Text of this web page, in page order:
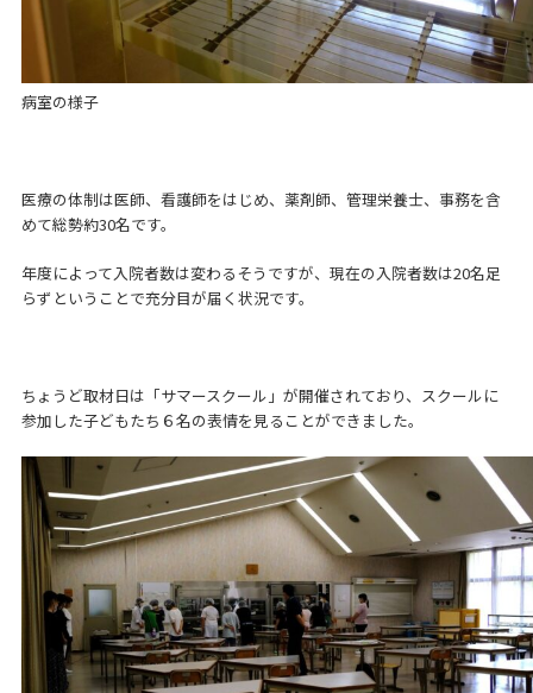
病室の様子
医療の体制は医師、看護師をはじめ、薬剤師、管理栄養士、事務を含
めて総勢約30名です。
年度によって入院者数は変わるそうですが、現在の入院者数は20名足
らずということで充分目が届く状況です。
ちょうど取材日は「サマースクール」が開催されており、スクールに
参加した子どもたち６名の表情を見ることができました。